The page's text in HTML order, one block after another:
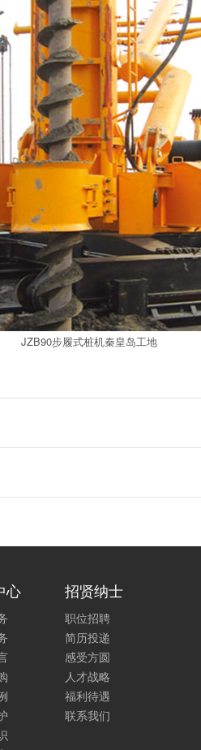
JZB90步履式桩机秦皇岛工地
心 招贤纳士
职位招聘
简历投递
感受方圆
人才战略
福利待遇
联系我们